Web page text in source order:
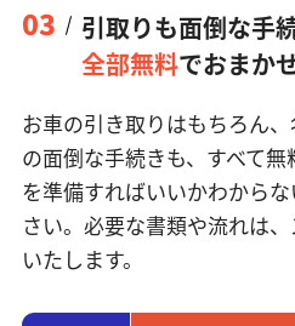
03
引取りも面倒な手
全部無料でおまか
お車の引き取りはもちろん
の面倒な手続きも、すべて
を準備すればいいかわから
さい。必要な書類や流れは
いたします。